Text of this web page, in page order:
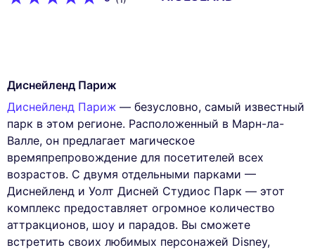
Диснейленд Париж
Диснейленд Париж — безусловно, самый известный
парк в этом регионе. Расположенный в Марн-ла-
Валле, он предлагает магическое
времяпрепровождение для посетителей всех
возрастов. С двумя отдельными парками —
Диснейленд и Уолт Дисней Студиос Парк — этот
комплекс предоставляет огромное количество
аттракционов, шоу и парадов. Вы сможете
встретить своих любимых персонажей Disney,